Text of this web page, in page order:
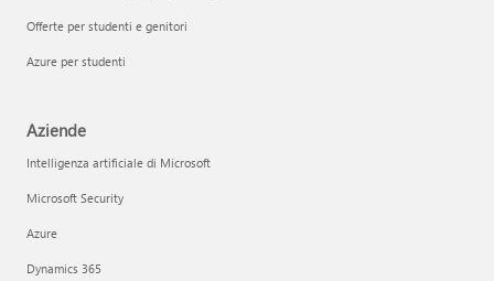
Offerte per studenti e genitori
Azure per studenti
Aziende
Intelligenza artificiale di Microsoft
Microsoft Security
Azure
Dynamics 365